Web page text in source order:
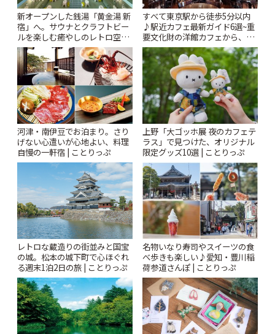
新オープンした銭湯「黄金湯 新
宿」へ。サウナとクラフトビー
ルを楽しむ癒やしのレトロ空間
| ことりっぷ
すべて東京駅から徒歩5分以内
♪駅近カフェ最新ガイド6選~重
要文化財の洋館カフェから、改
札すぐのレトロ喫茶まで~ | こと
りっぷ
河津・南伊豆でお泊まり。さり
げない心遣いが心地よい、料理
自慢の一軒宿 | ことりっぷ
上野「大ゴッホ展 夜のカフェテ
ラス」で見つけた、オリジナル
限定グッズ10選 | ことりっぷ
レトロな蔵造りの街並みと国宝
の城。松本の城下町で心ほぐれ
る週末1泊2日の旅 | ことりっぷ
名物いなり寿司やスイーツの食
べ歩きも楽しい♪愛知・豊川稲
荷参道さんぽ | ことりっぷ